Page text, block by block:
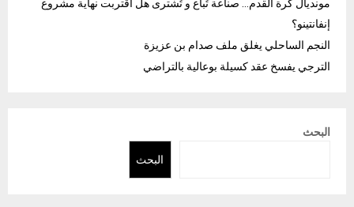
مونديال كرة القدم… صناعة تُباع و تُشترى هل اقتربت نهاية مشروع
إنفانتينو؟
النجم الساحلي يغلق ملف صدام بن عزيزة
الترجي يفسخ عقد كسيلة بوعالية بالتراضي
البحث
البحث